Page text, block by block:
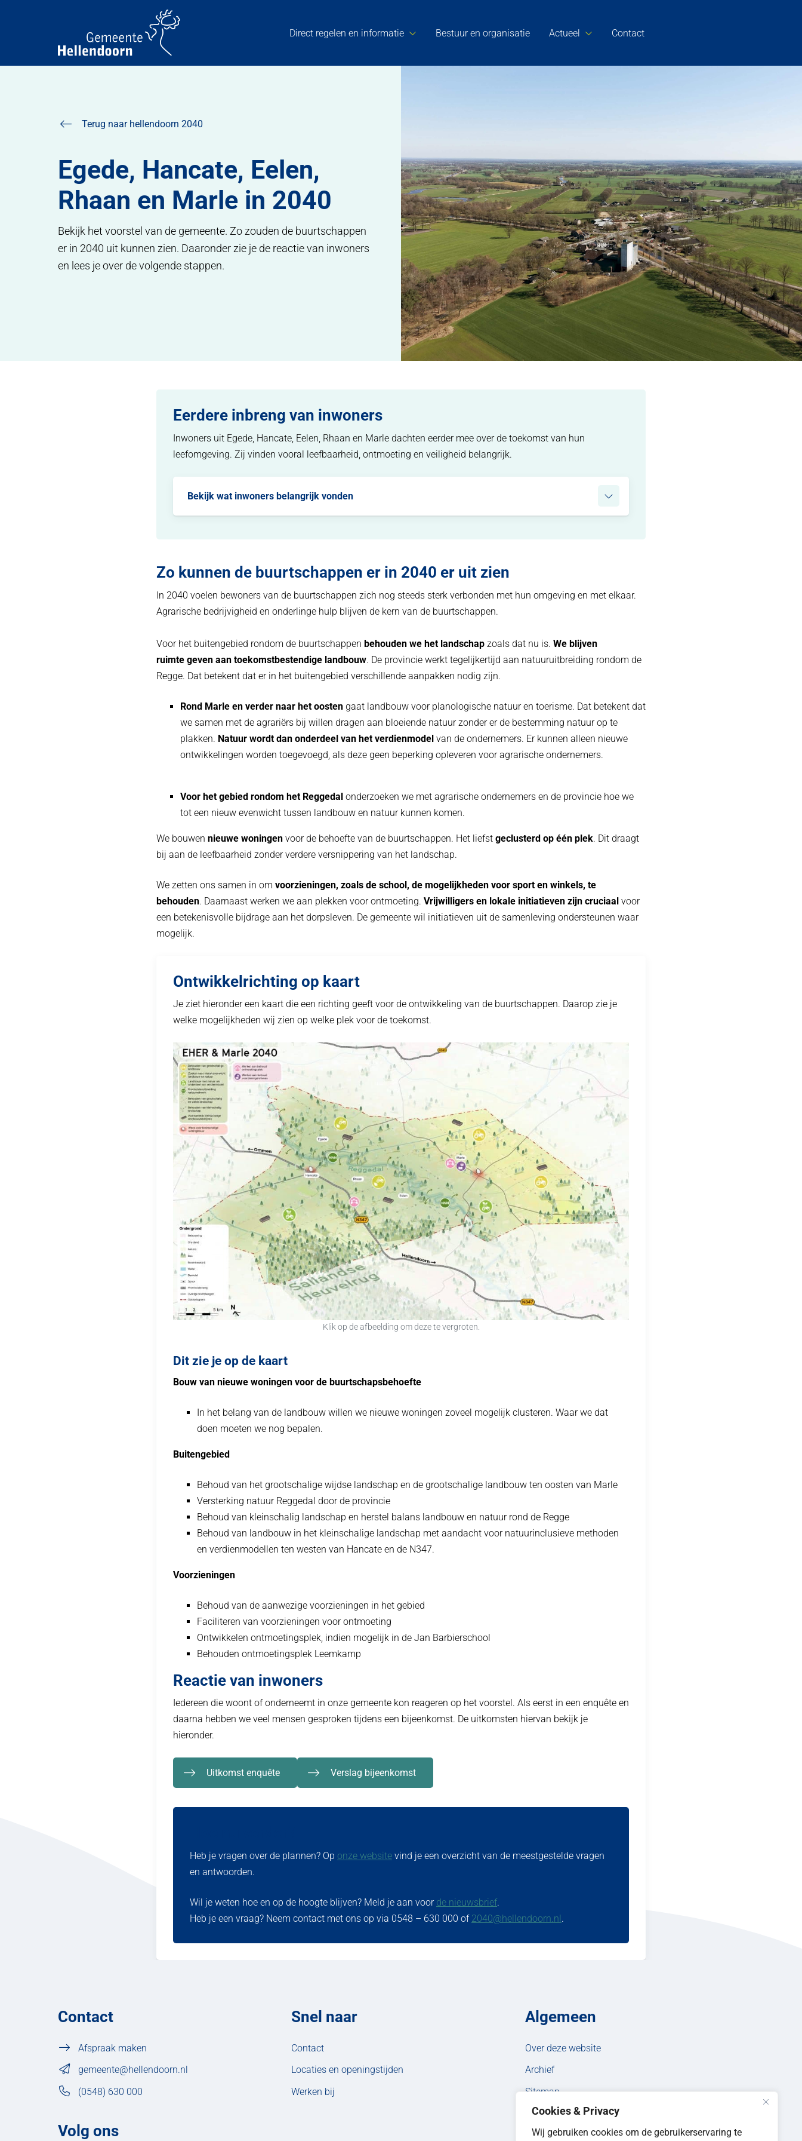
Cookies & Privacy
Wij gebruiken cookies om de gebruikerservaring te
Direct regelen en informatie Bestuur en organisatie Actueel Contact
Terug naar hellendoorn 2040
Egede, Hancate, Eelen,
Rhaan en Marle in 2040
Bekijk het voorstel van de gemeente. Zo zouden de buurtschappen
er in 2040 uit kunnen zien. Daaronder zie je de reactie van inwoners
en lees je over de volgende stappen.
Eerdere inbreng van inwoners
Inwoners uit Egede, Hancate, Eelen, Rhaan en Marle dachten eerder mee over de toekomst van hun
leefomgeving. Zij vinden vooral leefbaarheid, ontmoeting en veiligheid belangrijk.
Bekijk wat inwoners belangrijk vonden
Zo kunnen de buurtschappen er in 2040 er uit zien
In 2040 voelen bewoners van de buurtschappen zich nog steeds sterk verbonden met hun omgeving en met elkaar.
Agrarische bedrijvigheid en onderlinge hulp blijven de kern van de buurtschappen.
Voor het buitengebied rondom de buurtschappen behouden we het landschap zoals dat nu is. We blijven
ruimte geven aan toekomstbestendige landbouw. De provincie werkt tegelijkertijd aan natuuruitbreiding rondom de
Regge. Dat betekent dat er in het buitengebied verschillende aanpakken nodig zijn.
Rond Marle en verder naar het oosten gaat landbouw voor planologische natuur en toerisme. Dat betekent dat
we samen met de agrariërs bij willen dragen aan bloeiende natuur zonder er de bestemming natuur op te
plakken. Natuur wordt dan onderdeel van het verdienmodel van de ondernemers. Er kunnen alleen nieuwe
ontwikkelingen worden toegevoegd, als deze geen beperking opleveren voor agrarische ondernemers.
Voor het gebied rondom het Reggedal onderzoeken we met agrarische ondernemers en de provincie hoe we
tot een nieuw evenwicht tussen landbouw en natuur kunnen komen.
We bouwen nieuwe woningen voor de behoefte van de buurtschappen. Het liefst geclusterd op één plek. Dit draagt
bij aan de leefbaarheid zonder verdere versnippering van het landschap.
We zetten ons samen in om voorzieningen, zoals de school, de mogelijkheden voor sport en winkels, te
behouden. Daarnaast werken we aan plekken voor ontmoeting. Vrijwilligers en lokale initiatieven zijn cruciaal voor
een betekenisvolle bijdrage aan het dorpsleven. De gemeente wil initiatieven uit de samenleving ondersteunen waar
mogelijk.
Ontwikkelrichting op kaart
Je ziet hieronder een kaart die een richting geeft voor de ontwikkeling van de buurtschappen. Daarop zie je
welke mogelijkheden wij zien op welke plek voor de toekomst.
Klik op de afbeelding om deze te vergroten.
Dit zie je op de kaart
Bouw van nieuwe woningen voor de buurtschapsbehoefte
In het belang van de landbouw willen we nieuwe woningen zoveel mogelijk clusteren. Waar we dat
doen moeten we nog bepalen.
Buitengebied
Behoud van het grootschalige wijdse landschap en de grootschalige landbouw ten oosten van Marle
Versterking natuur Reggedal door de provincie
Behoud van kleinschalig landschap en herstel balans landbouw en natuur rond de Regge
Behoud van landbouw in het kleinschalige landschap met aandacht voor natuurinclusieve methoden
en verdienmodellen ten westen van Hancate en de N347.
Voorzieningen
Behoud van de aanwezige voorzieningen in het gebied
Faciliteren van voorzieningen voor ontmoeting
Ontwikkelen ontmoetingsplek, indien mogelijk in de Jan Barbierschool
Behouden ontmoetingsplek Leemkamp
Reactie van inwoners
Iedereen die woont of onderneemt in onze gemeente kon reageren op het voorstel. Als eerst in een enquête en
daarna hebben we veel mensen gesproken tijdens een bijeenkomst. De uitkomsten hiervan bekijk je
hieronder.
Uitkomst enquête Verslag bijeenkomst
Heb je vragen over de plannen? Op onze website vind je een overzicht van de meestgestelde vragen
en antwoorden.
Wil je weten hoe en op de hoogte blijven? Meld je aan voor de nieuwsbrief.
Heb je een vraag? Neem contact met ons op via 0548 – 630 000 of 2040@hellendoorn.nl.
Contact
Afspraak maken
gemeente@hellendoorn.nl
(0548) 630 000
Snel naar
Contact
Locaties en openingstijden
Werken bij
Algemeen
Over deze website
Archief
Sitemap
Volg ons